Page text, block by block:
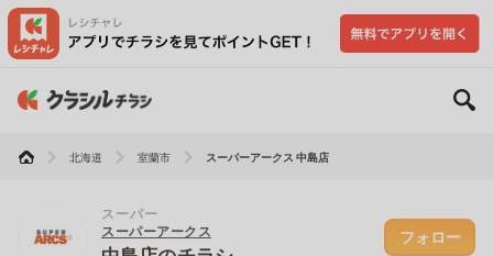
北海道 室蘭市 スーパーアークス 中島店
スーパー
スーパーアークス
フォロー